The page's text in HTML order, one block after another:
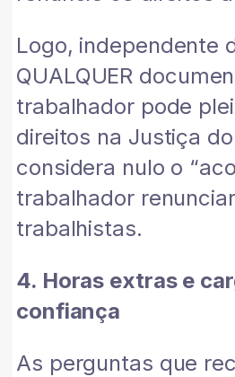
Logo, independente
QUALQUER
trabalhador pode
direitos na Justiça
considera nulo o
trabalhador
trabalhistas.
4. Horas extras e
confiança
As perguntas que